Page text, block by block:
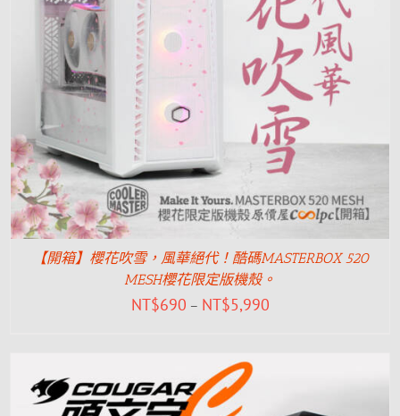
【開箱】櫻花吹雪，風華絕代！酷碼MASTERBOX 520
MESH櫻花限定版機殼。
NT$690 – NT$5,990